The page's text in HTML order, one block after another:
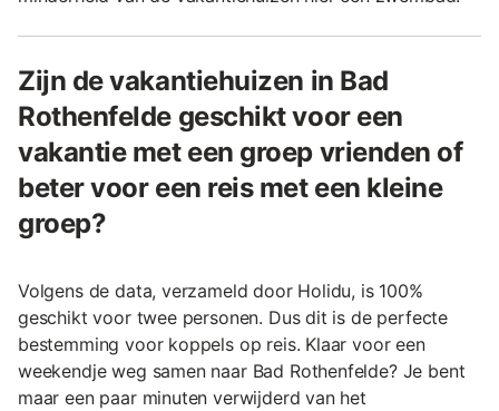
Zijn de vakantiehuizen in Bad
Rothenfelde geschikt voor een
vakantie met een groep vrienden of
beter voor een reis met een kleine
groep?
Volgens de data, verzameld door Holidu, is 100%
geschikt voor twee personen. Dus dit is de perfecte
bestemming voor koppels op reis. Klaar voor een
weekendje weg samen naar Bad Rothenfelde? Je bent
maar een paar minuten verwijderd van het